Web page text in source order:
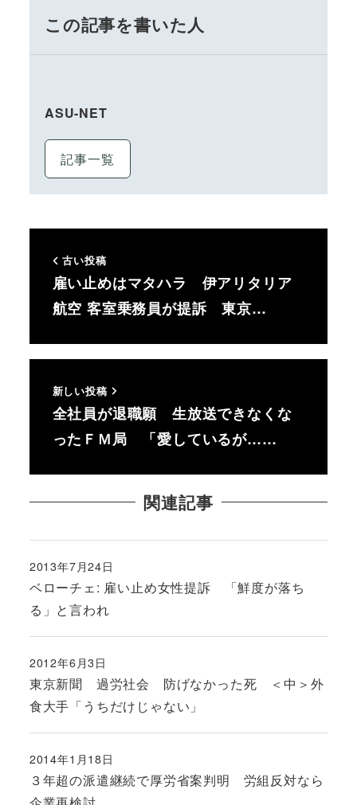
この記事を書いた人
ASU-NET
記事一覧
古い投稿
雇い止めはマタハラ 伊アリタリア
航空 客室乗務員が提訴 東京…
新しい投稿
全社員が退職願 生放送できなくな
ったＦＭ局 「愛しているが……
関連記事
ベローチェ: 雇い止め女性提訴 「鮮度が落ち
る」と言われ
投稿日
2013年7月24日
東京新聞 過労社会 防げなかった死 ＜中＞外
食大手「うちだけじゃない」
投稿日
2012年6月3日
３年超の派遣継続で厚労省案判明 労組反対なら
投稿日
2014年1月18日